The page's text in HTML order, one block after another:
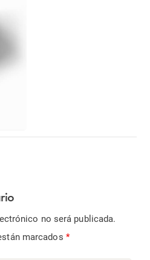
no será publicada.
marcados *